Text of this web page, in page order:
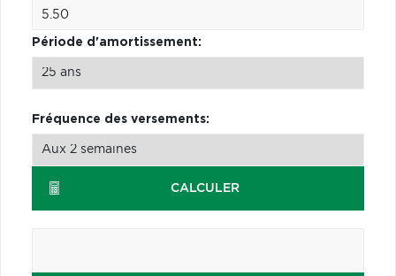
Période d'amortissement:
Fréquence des versements:
CALCULER